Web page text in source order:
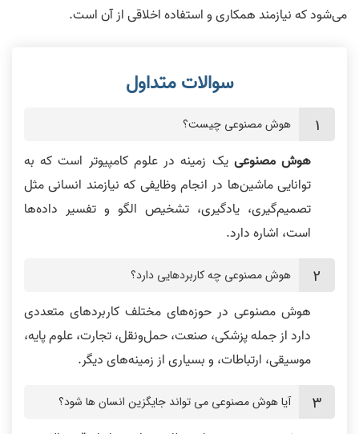
می‌شود که نیازمند همکاری و استفاده اخلاقی از آن است.
هوش مصنوعی چیست؟
هوش مصنوعی یک زمینه در علوم کامپیوتر است که به
توانایی ماشین‌ها در انجام وظایفی که نیازمند انسانی مثل
تصمیم‌گیری، یادگیری، تشخیص الگو و تفسیر داده‌ها
است، اشاره دارد.
هوش مصنوعی چه کاربردهایی دارد؟
هوش مصنوعی در حوزه‌های مختلف کاربردهای متعددی
دارد از جمله پزشکی، صنعت، حمل‌ونقل، تجارت، علوم پایه،
موسیقی، ارتباطات، و بسیاری از زمینه‌های دیگر.
آیا هوش مصنوعی می تواند جایگزین انسان ها شود؟